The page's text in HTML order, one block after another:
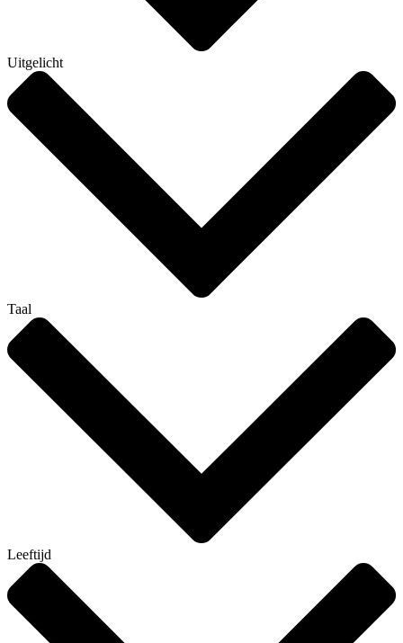
Uitgelicht
Taal
Leeftijd